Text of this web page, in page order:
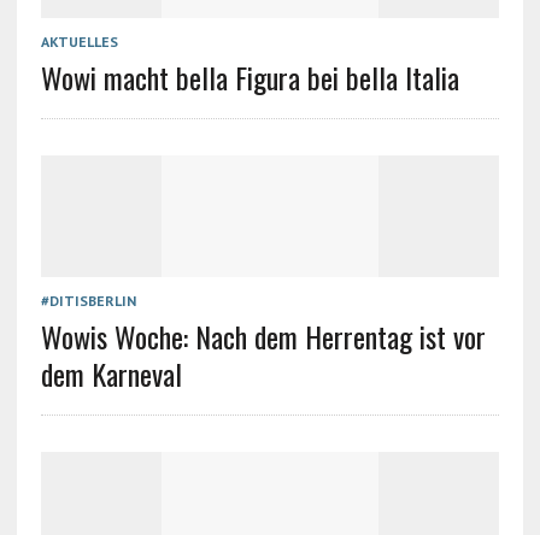
AKTUELLES
Wowi macht bella Figura bei bella Italia
#DITISBERLIN
Wowis Woche: Nach dem Herrentag ist vor
dem Karneval